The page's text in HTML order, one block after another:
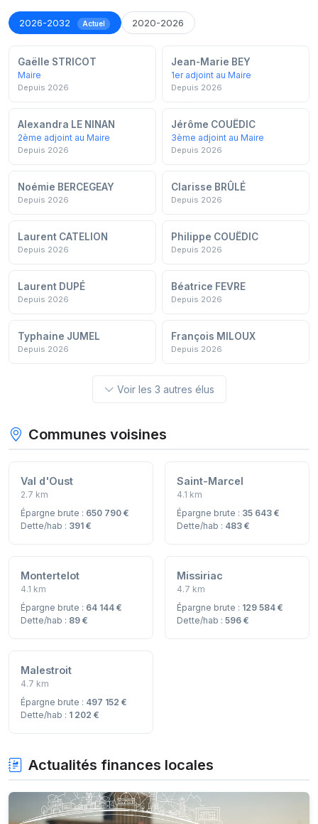
2026-2032 Actuel 2020-2026
Gaëlle STRICOT
Maire
Depuis 2026
Jean-Marie BEY
1er adjoint au Maire
Depuis 2026
Alexandra LE NINAN
2ème adjoint au Maire
Depuis 2026
Jérôme COUËDIC
3ème adjoint au Maire
Depuis 2026
Noémie BERCEGEAY
Depuis 2026
Clarisse BRÛLÉ
Depuis 2026
Laurent CATELION
Depuis 2026
Philippe COUËDIC
Depuis 2026
Laurent DUPÉ
Depuis 2026
Béatrice FEVRE
Depuis 2026
Typhaine JUMEL
Depuis 2026
François MILOUX
Depuis 2026
Voir les 3 autres élus
Communes voisines
Val d'Oust
2.7 km
Épargne brute : 650 790 €
Dette/hab : 391 €
Saint-Marcel
4.1 km
Épargne brute : 35 643 €
Dette/hab : 483 €
Montertelot
4.1 km
Épargne brute : 64 144 €
Dette/hab : 89 €
Missiriac
4.7 km
Épargne brute : 129 584 €
Dette/hab : 596 €
Malestroit
4.7 km
Épargne brute : 497 152 €
Dette/hab : 1 202 €
Actualités finances locales